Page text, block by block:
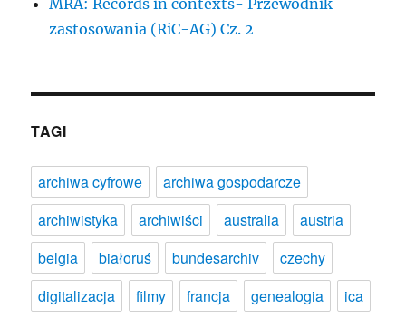
zastosowania (RiC-AG) Cz. 2
TAGI
archiwa cyfrowe
archiwa gospodarcze
archiwistyka
archiwiści australia
austria
belgia
białoruś bundesarchiv
czechy
digitalizacja
filmy francja genealogia
ica